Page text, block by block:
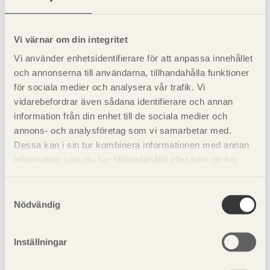
Vi värnar om din integritet
Vi använder enhetsidentifierare för att anpassa innehållet
och annonserna till användarna, tillhandahålla funktioner
för sociala medier och analysera vår trafik. Vi
vidarebefordrar även sådana identifierare och annan
information från din enhet till de sociala medier och
annons- och analysföretag som vi samarbetar med.
Dessa kan i sin tur kombinera informationen med annan
information som du har tillhandahållit eller som de har
Nödvändig
Inställningar
Faltak av barrträ med tjocklek ≥ 20 mm uppfyller
eller obrännbart underlag. Vid krav på brandklassning ska
luftspalt under brädor (falor) förses med brandstopp för
att förhindra dold brandspridning. Brandstopp kan bestå
av perforerad plåt under bärläkt vid takfot och ovanför
större öppningar.
Se även
Brand